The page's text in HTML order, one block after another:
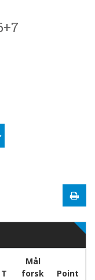
T
Mål
forsk
Point